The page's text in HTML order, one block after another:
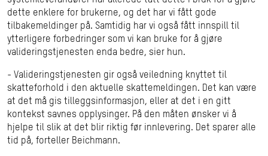
dette enklere for brukerne, og det har vi fått gode
tilbakemeldinger på. Samtidig har vi også fått innspill til
ytterligere forbedringer som vi kan bruke for å gjøre
valideringstjenesten enda bedre, sier hun.
- Valideringstjenesten gir også veiledning knyttet til
skatteforhold i den aktuelle skattemeldingen. Det kan være
at det må gis tilleggsinformasjon, eller at det i en gitt
kontekst savnes opplysinger. På den måten ønsker vi å
hjelpe til slik at det blir riktig før innlevering. Det sparer alle
tid på, forteller Beichmann.